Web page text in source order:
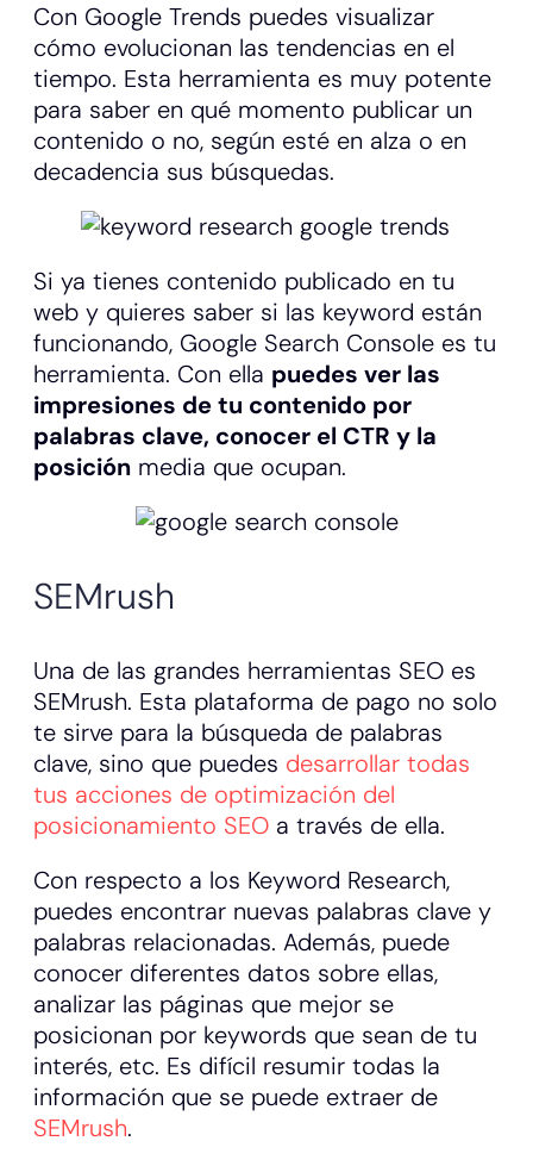
Con Google Trends puedes visualizar
cómo evolucionan las tendencias en el
tiempo. Esta herramienta es muy potente
para saber en qué momento publicar un
contenido o no, según esté en alza o en
decadencia sus búsquedas.
Si ya tienes contenido publicado en tu
web y quieres saber si las keyword están
funcionando, Google Search Console es tu
herramienta. Con ella puedes ver las
impresiones de tu contenido por
palabras clave, conocer el CTR y la
posición media que ocupan.
SEMrush
Una de las grandes herramientas SEO es
SEMrush. Esta plataforma de pago no solo
te sirve para la búsqueda de palabras
clave, sino que puedes desarrollar todas
tus acciones de optimización del
posicionamiento SEO a través de ella.
Con respecto a los Keyword Research,
puedes encontrar nuevas palabras clave y
palabras relacionadas. Además, puede
conocer diferentes datos sobre ellas,
analizar las páginas que mejor se
posicionan por keywords que sean de tu
interés, etc. Es difícil resumir todas la
información que se puede extraer de
SEMrush.